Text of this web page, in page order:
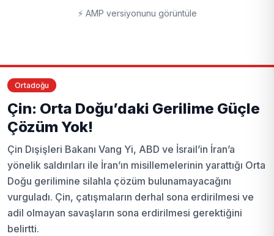
⚡ AMP versiyonunu görüntüle
Ortadoğu
Çin: Orta Doğu’daki Gerilime Güçle
Çözüm Yok!
Çin Dışişleri Bakanı Vang Yi, ABD ve İsrail’in İran’a
yönelik saldırıları ile İran’ın misillemelerinin yarattığı Orta
Doğu gerilimine silahla çözüm bulunamayacağını
vurguladı. Çin, çatışmaların derhal sona erdirilmesi ve
adil olmayan savaşların sona erdirilmesi gerektiğini
belirtti.